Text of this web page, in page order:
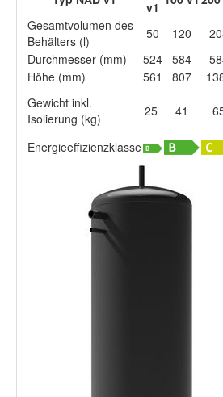
v1
Gesamtvolumen des
Behälters (l)
50 120
Durchmesser (mm)
524 584
Höhe (mm)
561 807
Gewicht inkl.
Isolierung (kg)
25 41
Energieeffizienzklasse